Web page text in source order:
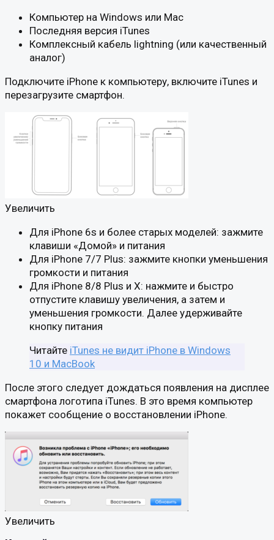
Компьютер на Windows или Mac
Последняя версия iTunes
Комплексный кабель lightning (или качественный
аналог)
Подключите iPhone к компьютеру, включите iTunes и
перезагрузите смартфон.
Увеличить
Для iPhone 6s и более старых моделей: зажмите
клавиши «Домой» и питания
Для iPhone 7/7 Plus: зажмите кнопки уменьшения
громкости и питания
Для iPhone 8/8 Plus и X: нажмите и быстро
отпустите клавишу увеличения, а затем и
уменьшения громкости. Далее удерживайте
кнопку питания
Читайте iTunes не видит iPhone в Windows
10 и MacBook
После этого следует дождаться появления на дисплее
смартфона логотипа iTunes. В это время компьютер
покажет сообщение о восстановлении iPhone.
Увеличить